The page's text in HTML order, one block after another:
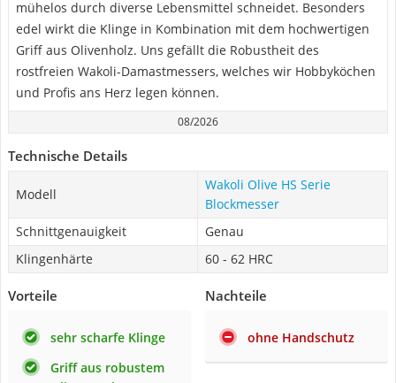
mühelos durch diverse Lebensmittel schneidet. Besonders
edel wirkt die Klinge in Kombination mit dem hochwertigen
Griff aus Olivenholz. Uns gefällt die Robustheit des
rostfreien Wakoli-Damastmessers, welches wir Hobbyköchen
und Profis ans Herz legen können.
08/2026
Technische Details
Modell
Wakoli Olive HS Serie
Blockmesser
Schnittgenauigkeit
Genau
Klingenhärte
60 - 62 HRC
Vorteile
sehr scharfe Klinge
Griff aus robustem
Nachteile
ohne Handschutz